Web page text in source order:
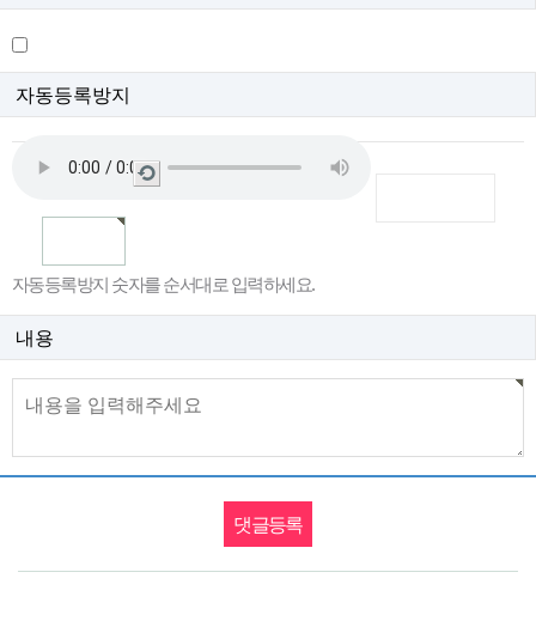
자동등록방지
새
자동등록방지 숫자를 순서대로 입력하세요.
내용